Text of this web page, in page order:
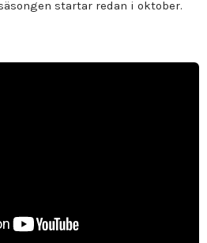
startar redan i oktober.